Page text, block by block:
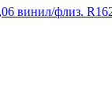
винил/флиз.